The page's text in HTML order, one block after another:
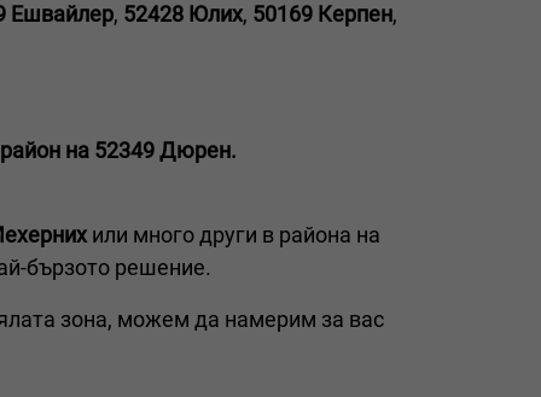
Ешвайлер, 52428 Юлих, 50169 Керпен,
на 52349 Дюрен.
или много други в района на
бързото решение.
зона, можем да намерим за вас